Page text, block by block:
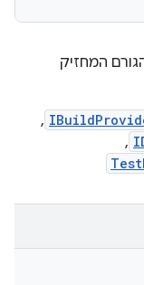
המחזיק
,
,